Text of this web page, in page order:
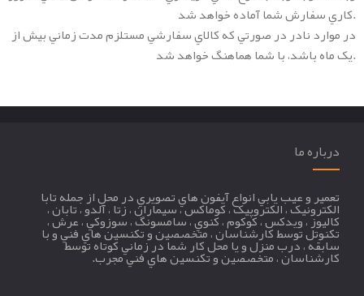
کاري سفارش شما آماده خواهد شد.
در موارد نادر در صورتي که کالاي سفارشي مستلزم مدت زماني بيش از
يک ماه باشد، با شما هماهنگ خواهد شد.
درباره ما
تعمير و عيب يابي انواع آيفون هاي تصويري در محل از جمله تابا
الکترونيک ، الکتروپيک ، کوماکس ، سيماران ، زتا ، آلدو ، تابان ،
کاليوز ، ويدکس ، کوکوم ، کنوي ، سامسونگ ، سوزوکي ، عرش ،
تکنوتل توسط کارشناسان ، متخصصين و تکنسين هاي فني و با
سابقه ، درب منزل و يا محل کار شما در زماني کوتاه توسط
کارشناسان ، متخصصين و تکنسين هاي فني مجرب.